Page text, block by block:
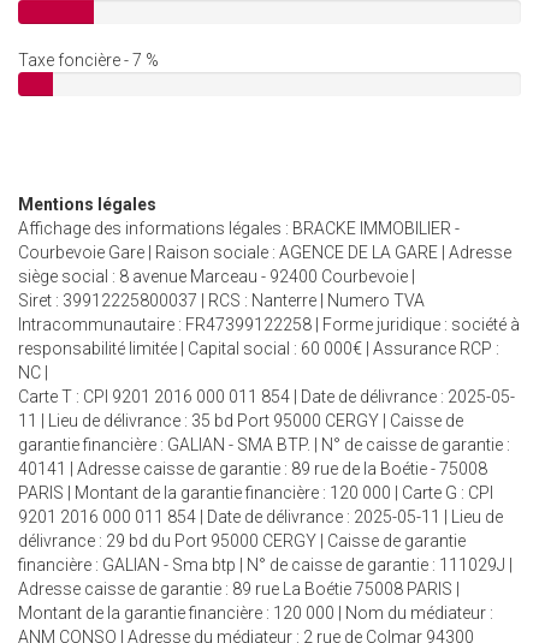
Taxe foncière - 7 %
Mentions légales
Affichage des informations légales : BRACKE IMMOBILIER -
Courbevoie Gare | Raison sociale : AGENCE DE LA GARE | Adresse
siège social : 8 avenue Marceau - 92400 Courbevoie |
Siret : 39912225800037 | RCS : Nanterre | Numero TVA
Intracommunautaire : FR47399122258 | Forme juridique : société à
responsabilité limitée | Capital social : 60 000€ | Assurance RCP :
NC |
Carte T : CPI 9201 2016 000 011 854 | Date de délivrance : 2025-05-
11 | Lieu de délivrance : 35 bd Port 95000 CERGY | Caisse de
garantie financière : GALIAN - SMA BTP. | N° de caisse de garantie :
40141 | Adresse caisse de garantie : 89 rue de la Boétie - 75008
PARIS | Montant de la garantie financière : 120 000 | Carte G : CPI
9201 2016 000 011 854 | Date de délivrance : 2025-05-11 | Lieu de
délivrance : 29 bd du Port 95000 CERGY | Caisse de garantie
financière : GALIAN - Sma btp | N° de caisse de garantie : 111029J |
Adresse caisse de garantie : 89 rue La Boétie 75008 PARIS |
Montant de la garantie financière : 120 000 | Nom du médiateur :
ANM CONSO | Adresse du médiateur : 2 rue de Colmar 94300